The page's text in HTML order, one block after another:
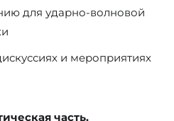
для ударно-волновой
и мероприятиях
часть.